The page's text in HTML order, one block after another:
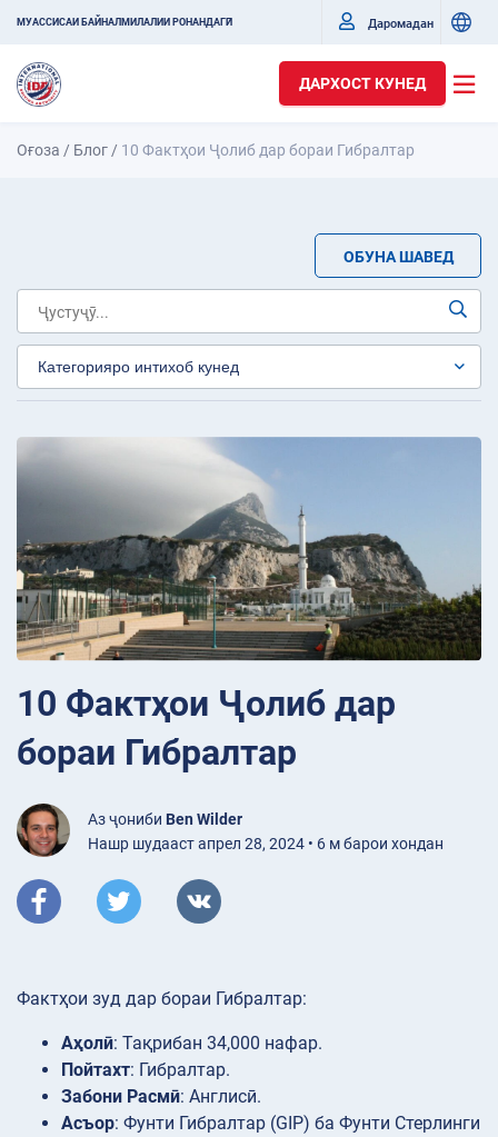
МУАССИСАИ БАЙНАЛМИЛАЛИИ РОНАНДАГӢ Даромадан
ДАРХОСТ КУНЕД
Оғоза / Блог / 10 Фактҳои Ҷолиб дар бораи Гибралтар
ОБУНА ШАВЕД
10 Фактҳои Ҷолиб дар
бораи Гибралтар
Аз ҷониби Ben Wilder
Нашр шудааст апрел 28, 2024 • 6 м барои хондан
Фактҳои зуд дар бораи Гибралтар:
Аҳолӣ: Тақрибан 34,000 нафар.
Пойтахт: Гибралтар.
Забони Расмӣ: Англисӣ.
Асъор: Фунти Гибралтар (GIP) ба Фунти Стерлинги